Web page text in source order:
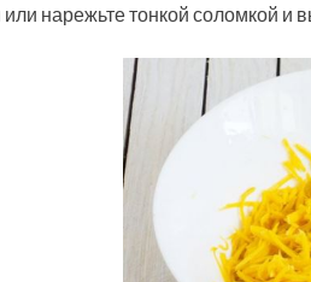
или нарежьте тонкой соломкой и